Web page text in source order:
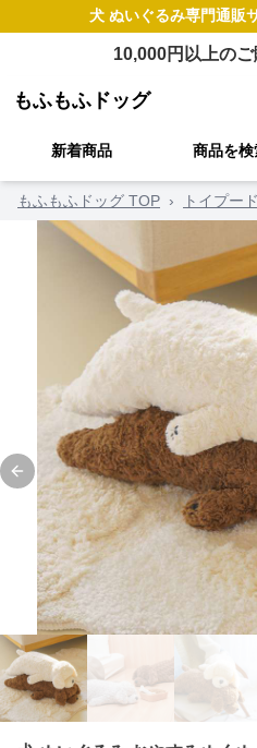
犬 ぬいぐるみ専門通販
10,000円以上の
もふもふドッグ
新着商品 商品を検
もふもふドッグ TOP › トイプー
Previous slide